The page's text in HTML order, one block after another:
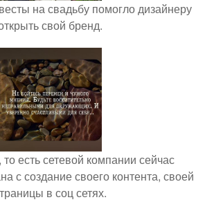
на свадьбу помогло дизайнеру
свой бренд.
есть сетевой компании сейчас
с создание своего контента, своей
в соц сетях.